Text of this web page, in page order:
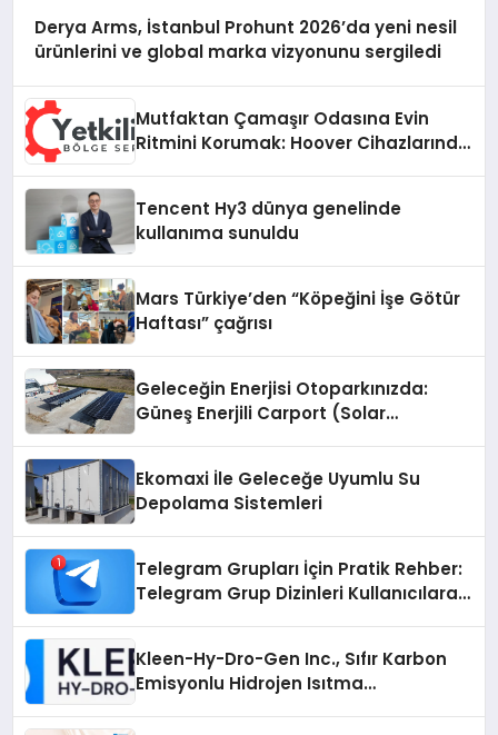
Derya Arms, İstanbul Prohunt 2026’da yeni nesil
ürünlerini ve global marka vizyonunu sergiledi
Mutfaktan Çamaşır Odasına Evin
Ritmini Korumak: Hoover Cihazlarında
Tencent Hy3 dünya genelinde
kullanıma sunuldu
Mars Türkiye’den “Köpeğini İşe Götür
Haftası” çağrısı
Geleceğin Enerjisi Otoparkınızda:
Güneş Enerjili Carport (Solar
Ekomaxi İle Geleceğe Uyumlu Su
Depolama Sistemleri
Telegram Grupları İçin Pratik Rehber:
Telegram Grup Dizinleri Kullanıcılara
Kleen-Hy-Dro-Gen Inc., Sıfır Karbon
Emisyonlu Hidrojen Isıtma